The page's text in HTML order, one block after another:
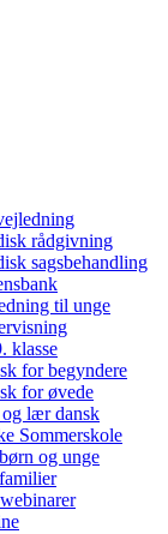
rådgivning
sagsbehandling
til unge
klasse
for begyndere
for øvede
lær dansk
Sommerskole
og unge